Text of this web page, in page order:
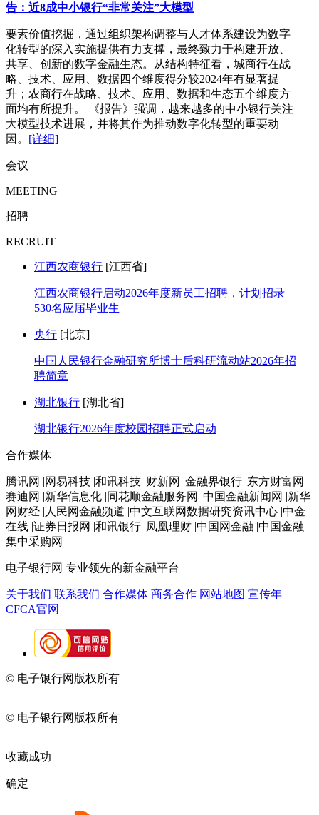
告：近8成中小银行“非常关注”大模型
要素价值挖掘，通过组织架构调整与人才体系建设为数字
化转型的深入实施提供有力支撑，最终致力于构建开放、
共享、创新的数字金融生态。从结构特征看，城商行在战
略、技术、应用、数据四个维度得分较2024年有显著提
升；农商行在战略、技术、应用、数据和生态五个维度方
面均有所提升。 《报告》强调，越来越多的中小银行关注
大模型技术进展，并将其作为推动数字化转型的重要动
因。 [详细]
会议
MEETING
招聘
RECRUIT
江西农商银行 [江西省]
江西农商银行启动2026年度新员工招聘，计划招录
530名应届毕业生
央行 [北京]
中国人民银行金融研究所博士后科研流动站2026年招
聘简章
湖北银行 [湖北省]
湖北银行2026年度校园招聘正式启动
合作媒体
腾讯网 |网易科技 |和讯科技 |财新网 |金融界银行 |东方财富网 |
赛迪网 |新华信息化 |同花顺金融服务网 |中国金融新闻网 |新华
网财经 |人民网金融频道 |中文互联网数据研究资讯中心 |中金
在线 |证券日报网 |和讯银行 |凤凰理财 |中国网金融 |中国金融
集中采购网
电子银行网 专业领先的新金融平台
关于我们 联系我们 合作媒体 商务合作 网站地图 宣传年
CFCA官网
© 电子银行网版权所有
© 电子银行网版权所有
收藏成功
确定